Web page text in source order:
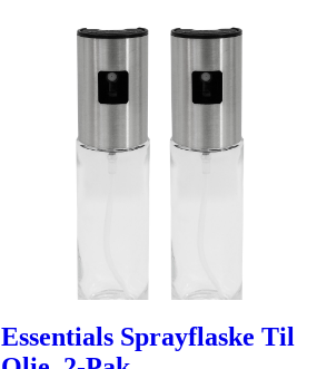
Essentials Sprayflaske Til